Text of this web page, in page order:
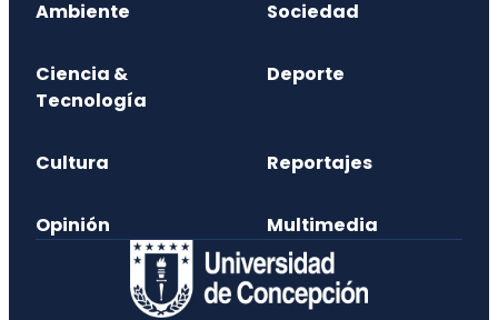
Ambiente
Sociedad
Ciencia &
Tecnología
Deporte
Cultura Reportajes
Opinión Multimedia